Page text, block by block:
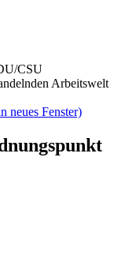
CSU
Arbeitswelt
neues Fenster)